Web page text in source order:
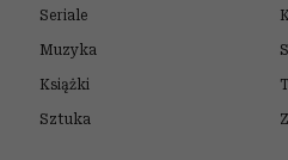
Seriale
Muzyka
Książki
Sztuka